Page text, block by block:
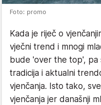
Foto: promo
Kada je riječ o
vječni trend i mnogi
bude 'over the top', pa
tradicija i aktualni
vjenčanja. Isto tako,
vjenčanja jer današnji